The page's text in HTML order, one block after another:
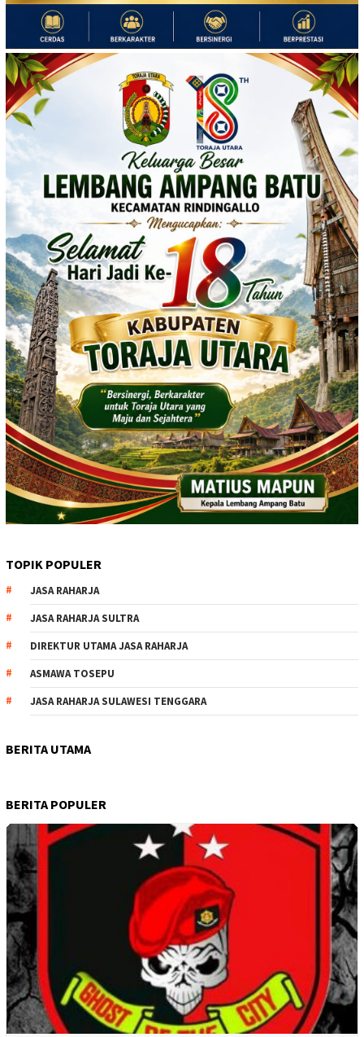
TOPIK POPULER
JASA RAHARJA
JASA RAHARJA SULTRA
DIREKTUR UTAMA JASA RAHARJA
ASMAWA TOSEPU
JASA RAHARJA SULAWESI TENGGARA
BERITA UTAMA
BERITA POPULER